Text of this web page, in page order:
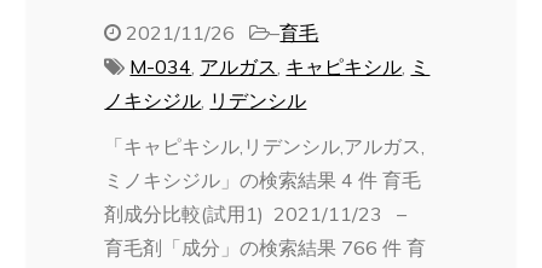
2021/11/26 –育毛
M-034, アルガス, キャピキシル, ミ
ノキシジル, リデンシル
「キャピキシル,リデンシル,アルガス,
ミノキシジル」の検索結果 4 件 育毛
剤成分比較(試用1) 2021/11/23 –
育毛剤「成分」の検索結果 766 件 育